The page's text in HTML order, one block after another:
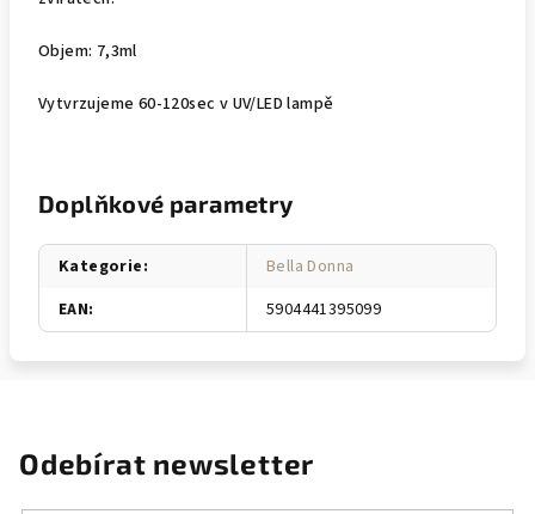
Objem: 7,3ml
Vytvrzujeme 60-120sec v UV/LED lampě
Doplňkové parametry
Kategorie:
Bella Donna
EAN: 5904441395099
Odebírat newsletter